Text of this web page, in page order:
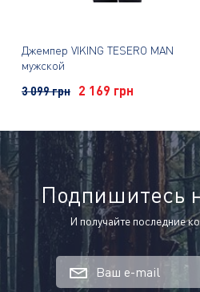
Джемпер VIKING TESERO MAN
мужской
3 099 грн
2 169 грн
Подпишитесь
И получайте последние
Ваш e-mail